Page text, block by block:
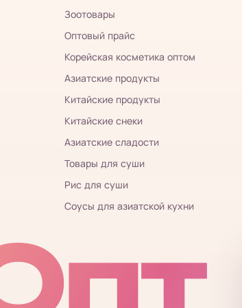
Зоотовары
Оптовый прайс
Корейская косметика оптом
Азиатские продукты
Китайские продукты
Китайские снеки
Азиатские сладости
Товары для суши
Рис для суши
Соусы для азиатской кухни